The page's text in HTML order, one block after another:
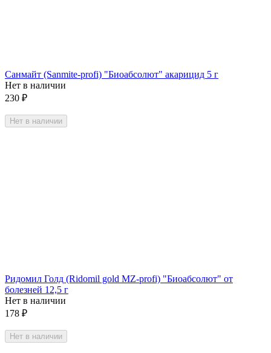
Санмайт (Sanmite-profi) "Биоабсолют" акарицид 5 г
Нет в наличии
230 ₽
Нет в наличии
Ридомил Голд (Ridomil gold MZ-profi) "Биоабсолют" от
болезней 12,5 г
Нет в наличии
178 ₽
Нет в наличии